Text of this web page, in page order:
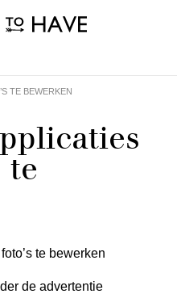
TE BEWERKEN
te
de advertentie